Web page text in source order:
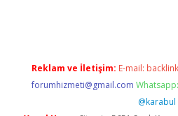
Reklam ve İletişim: E-mail:
forumhizmeti@gmail.com
@karabul